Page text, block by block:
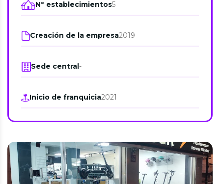
Nº establecimientos5
Creación de la empresa2019
Sede central-
Inicio de franquicia2021